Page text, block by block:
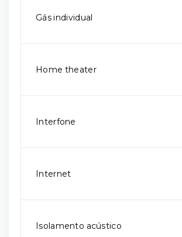
Gás individual
Home theater
Interfone
Internet
Isolamento acústico